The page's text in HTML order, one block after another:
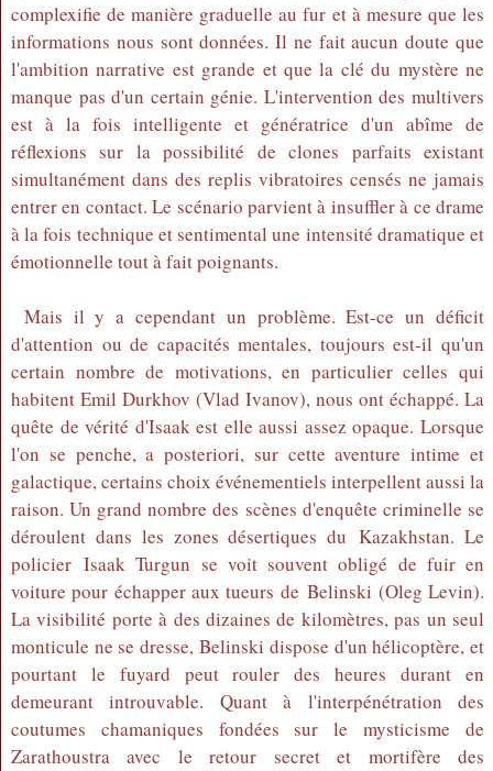
complexifie de manière graduelle au fur et à mesure que les
informations nous sont données. Il ne fait aucun doute que
l'ambition narrative est grande et que la clé du mystère ne
manque pas d'un certain génie. L'intervention des multivers
est à la fois intelligente et génératrice d'un abîme de
réflexions sur la possibilité de clones parfaits existant
simultanément dans des replis vibratoires censés ne jamais
entrer en contact. Le scénario parvient à insuffler à ce drame
à la fois technique et sentimental une intensité dramatique et
émotionnelle tout à fait poignants.
Mais il y a cependant un problème. Est-ce un déficit
d'attention ou de capacités mentales, toujours est-il qu'un
certain nombre de motivations, en particulier celles qui
habitent Emil Durkhov (Vlad Ivanov), nous ont échappé. La
quête de vérité d'Isaak est elle aussi assez opaque. Lorsque
l'on se penche, a posteriori, sur cette aventure intime et
galactique, certains choix événementiels interpellent aussi la
raison. Un grand nombre des scènes d'enquête criminelle se
déroulent dans les zones désertiques du Kazakhstan. Le
policier Isaak Turgun se voit souvent obligé de fuir en
voiture pour échapper aux tueurs de Belinski (Oleg Levin).
La visibilité porte à des dizaines de kilomètres, pas un seul
monticule ne se dresse, Belinski dispose d'un hélicoptère, et
pourtant le fuyard peut rouler des heures durant en
demeurant introuvable. Quant à l'interpénétration des
coutumes chamaniques fondées sur le mysticisme de
Zarathoustra avec le retour secret et mortifère des